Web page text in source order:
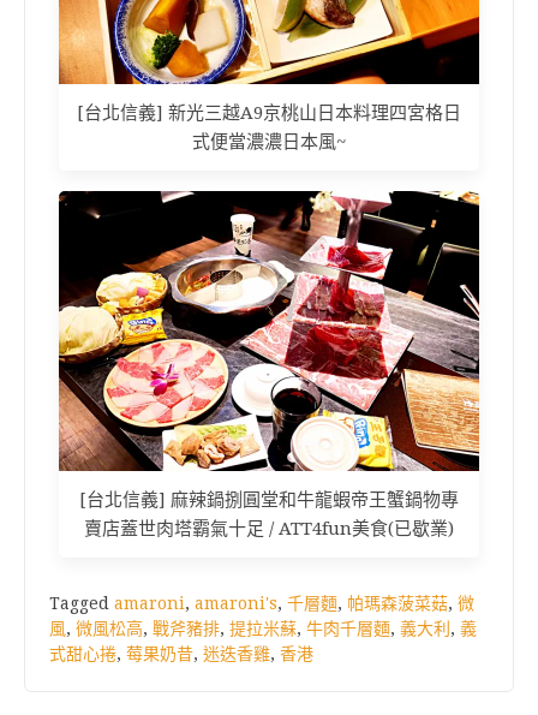
[台北信義] 新光三越A9京桃山日本料理四宮格日
式便當濃濃日本風~
[台北信義] 麻辣鍋捌圓堂和牛龍蝦帝王蟹鍋物專
賣店蓋世肉塔霸氣十足 / ATT4fun美食(已歇業)
Tagged amaroni, amaroni's, 千層麵, 帕瑪森菠菜菇, 微
風, 微風松高, 戰斧豬排, 提拉米蘇, 牛肉千層麵, 義大利 , 義
式甜心捲, 莓果奶昔, 迷迭香雞, 香港